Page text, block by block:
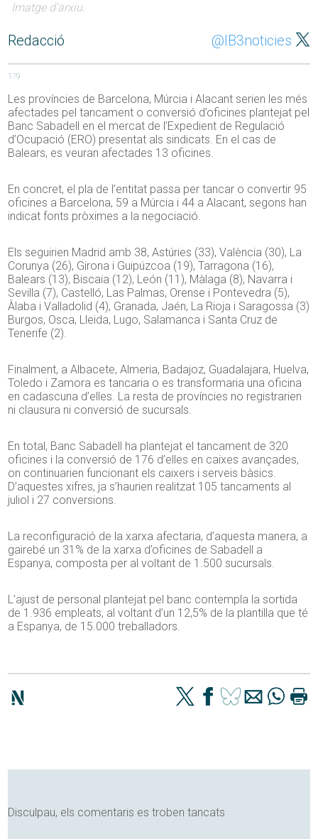
Imatge d'arxiu.
Redacció @IB3noticies
179
Les províncies de Barcelona, Múrcia i Alacant serien les més
afectades pel tancament o conversió d’oficines plantejat pel
Banc Sabadell en el mercat de l’Expedient de Regulació
d’Ocupació (ERO) presentat als sindicats. En el cas de
Balears, es veuran afectades 13 oficines.
En concret, el pla de l’entitat passa per tancar o convertir 95
oficines a Barcelona, 59 a Múrcia i 44 a Alacant, segons han
indicat fonts pròximes a la negociació.
Els seguirien Madrid amb 38, Astúries (33), València (30), La
Corunya (26), Girona i Guipúzcoa (19), Tarragona (16),
Balears (13), Biscaia (12), León (11), Màlaga (8), Navarra i
Sevilla (7), Castelló, Las Palmas, Orense i Pontevedra (5),
Àlaba i Valladolid (4), Granada, Jaén, La Rioja i Saragossa (3)
Burgos, Osca, Lleida, Lugo, Salamanca i Santa Cruz de
Tenerife (2).
Finalment, a Albacete, Almeria, Badajoz, Guadalajara, Huelva,
Toledo i Zamora es tancaria o es transformaria una oficina
en cadascuna d’elles. La resta de províncies no registrarien
ni clausura ni conversió de sucursals.
En total, Banc Sabadell ha plantejat el tancament de 320
oficines i la conversió de 176 d’elles en caixes avançades,
on continuarien funcionant els caixers i serveis bàsics.
D’aquestes xifres, ja s’haurien realitzat 105 tancaments al
juliol i 27 conversions.
La reconfiguració de la xarxa afectaria, d’aquesta manera, a
gairebé un 31% de la xarxa d’oficines de Sabadell a
Espanya, composta per al voltant de 1.500 sucursals.
L’ajust de personal plantejat pel banc contempla la sortida
de 1.936 empleats, al voltant d’un 12,5% de la plantilla que té
a Espanya, de 15.000 treballadors.
Disculpau, els comentaris es troben tancats